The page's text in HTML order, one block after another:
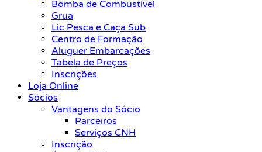
Bomba de Combustível
Grua
Lic Pesca e Caça Sub
Centro de Formação
Aluguer Embarcações
Tabela de Preços
Inscrições
Loja Online
Sócios
Vantagens do Sócio
Parceiros
Serviços CNH
Inscrição